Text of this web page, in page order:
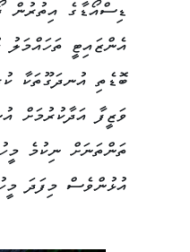
ޑިސްއޯޑާގެ އިތުރުން
އެންޒައިޓީ ތަހައްމަލު
ބޮޑެތި އުނދަގޫތަކާ
ވަޒީފާ އަދާކުރުމަށް
ތަންތަނަށް ނިކުމެ
އުޅުންވެސް މިފަދަ